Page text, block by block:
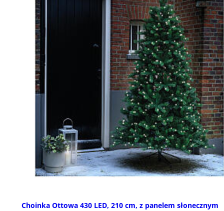
Choinka Ottowa 430 LED, 210 cm, z panelem słonecznym